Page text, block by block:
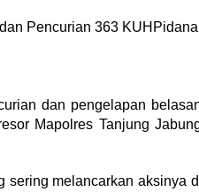
Pencurian 363
dan pengelapan
Mapolres Tanjung
sering melancarkan aksinya